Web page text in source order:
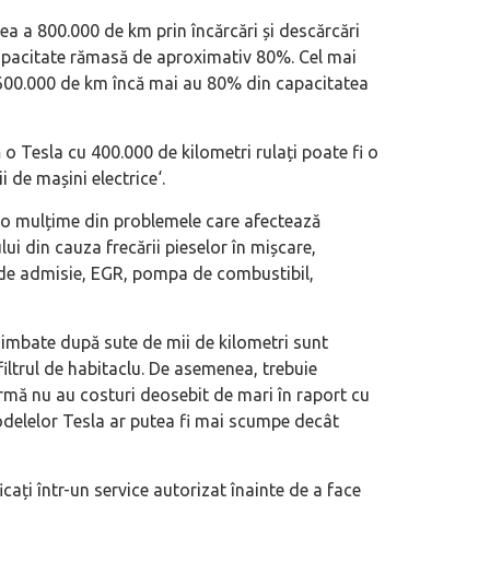
a 800.000 de km prin încărcări și descărcări
rămasă de aproximativ 80%. Cel mai
de km încă mai au 80% din capacitatea
o Tesla cu 400.000 de kilometri rulați poate fi o
de mașini electrice‘.
mulțime din problemele care afectează
din cauza frecării pieselor în mișcare,
admisie, EGR, pompa de combustibil,
după sute de mii de kilometri sunt
de habitaclu. De asemenea, trebuie
nu au costuri deosebit de mari în raport cu
Tesla ar putea fi mai scumpe decât
într-un service autorizat înainte de a face